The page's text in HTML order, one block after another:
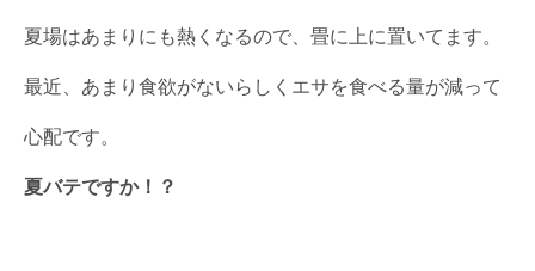
夏場はあまりにも熱くなるので、畳に上に置いてます。
最近、あまり食欲がないらしくエサを食べる量が減って
心配です。
夏バテですか！？